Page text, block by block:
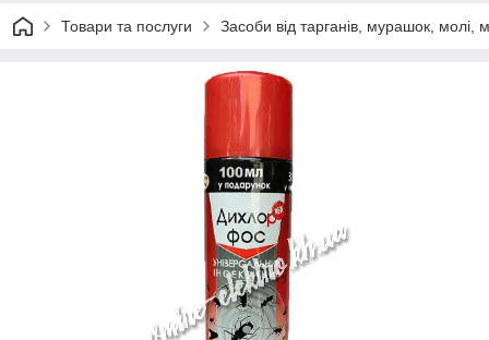
Товари та послуги Засоби від тарганів, мурашок, молі,